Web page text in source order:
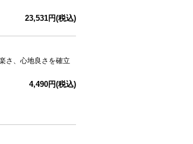
23,531円(税込)
さ、心地良さを確立
4,490円(税込)